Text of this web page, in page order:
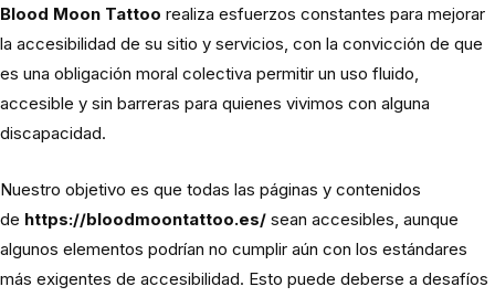
Blood Moon Tattoo realiza esfuerzos constantes para mejorar
la accesibilidad de su sitio y servicios, con la convicción de que
es una obligación moral colectiva permitir un uso fluido,
accesible y sin barreras para quienes vivimos con alguna
discapacidad.
Nuestro objetivo es que todas las páginas y contenidos
de https://bloodmoontattoo.es/ sean accesibles, aunque
algunos elementos podrían no cumplir aún con los estándares
más exigentes de accesibilidad. Esto puede deberse a desafíos